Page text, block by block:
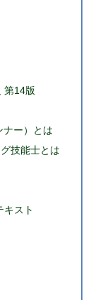
第14版
ナー）とは
技能士とは
キスト